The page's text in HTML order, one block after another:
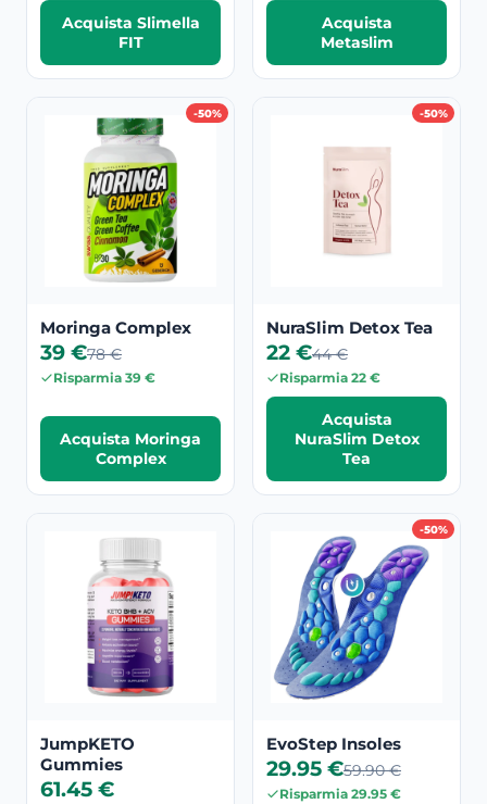
Acquista Slimella
FIT
Acquista
Metaslim
-50%
Moringa Complex
39 €78 €
Risparmia 39 €
Acquista Moringa
Complex
-50%
NuraSlim Detox Tea
22 €44 €
Risparmia 22 €
Acquista
NuraSlim Detox
Tea
JumpKETO
Gummies
61.45 €
-50%
EvoStep Insoles
29.95 €59.90 €
Risparmia 29.95 €